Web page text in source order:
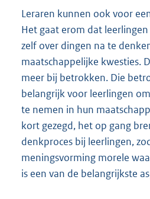
Leraren kunnen ook voor
Het gaat erom dat
zelf over dingen na te
maatschappelijke kwesties.
meer bij betrokken. Die
belangrijk voor leerlingen
te nemen in hun
kort gezegd, het op gang
denkproces bij leerlingen,
meningsvorming morele
is een van de belangrijkste